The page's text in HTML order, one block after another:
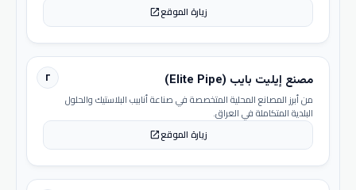
زيارة الموقعopen_in_new
٢ مصنع إيليت بايب (Elite Pipe)
من أبرز المصانع المحلية المتخصصة في صناعة أنابيب البلاستيك والحلول
البلدية المتكاملة في العراق.
زيارة الموقعopen_in_new